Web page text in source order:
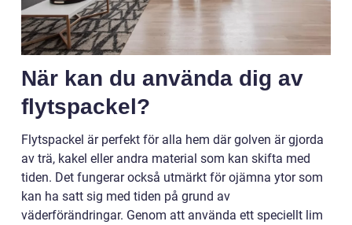
När kan du använda dig av
flytspackel?
Flytspackel är perfekt för alla hem där golven är gjorda
av trä, kakel eller andra material som kan skifta med
tiden. Det fungerar också utmärkt för ojämna ytor som
kan ha satt sig med tiden på grund av
väderförändringar. Genom att använda ett speciellt lim